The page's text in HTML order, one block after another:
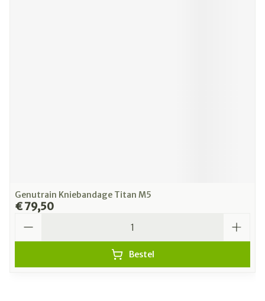
Genutrain Kniebandage Titan M5
€ 79,50
Bestel